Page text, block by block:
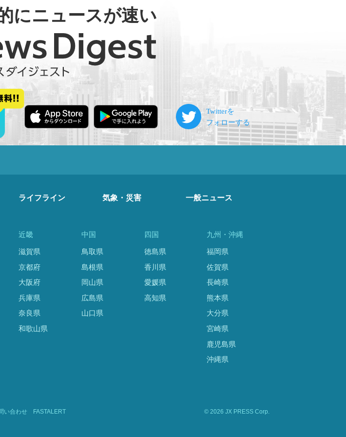
にニュースが速い
ライフライン 気象・災害 一般ニュース
近畿
滋賀県
京都府
大阪府
兵庫県
奈良県
和歌山県
中国
鳥取県
島根県
岡山県
広島県
山口県
四国
徳島県
香川県
愛媛県
高知県
九州・沖縄
福岡県
佐賀県
長崎県
熊本県
大分県
宮崎県
鹿児島県
沖縄県
い合わせ FASTALERT © 2026 JX PRESS Corp.